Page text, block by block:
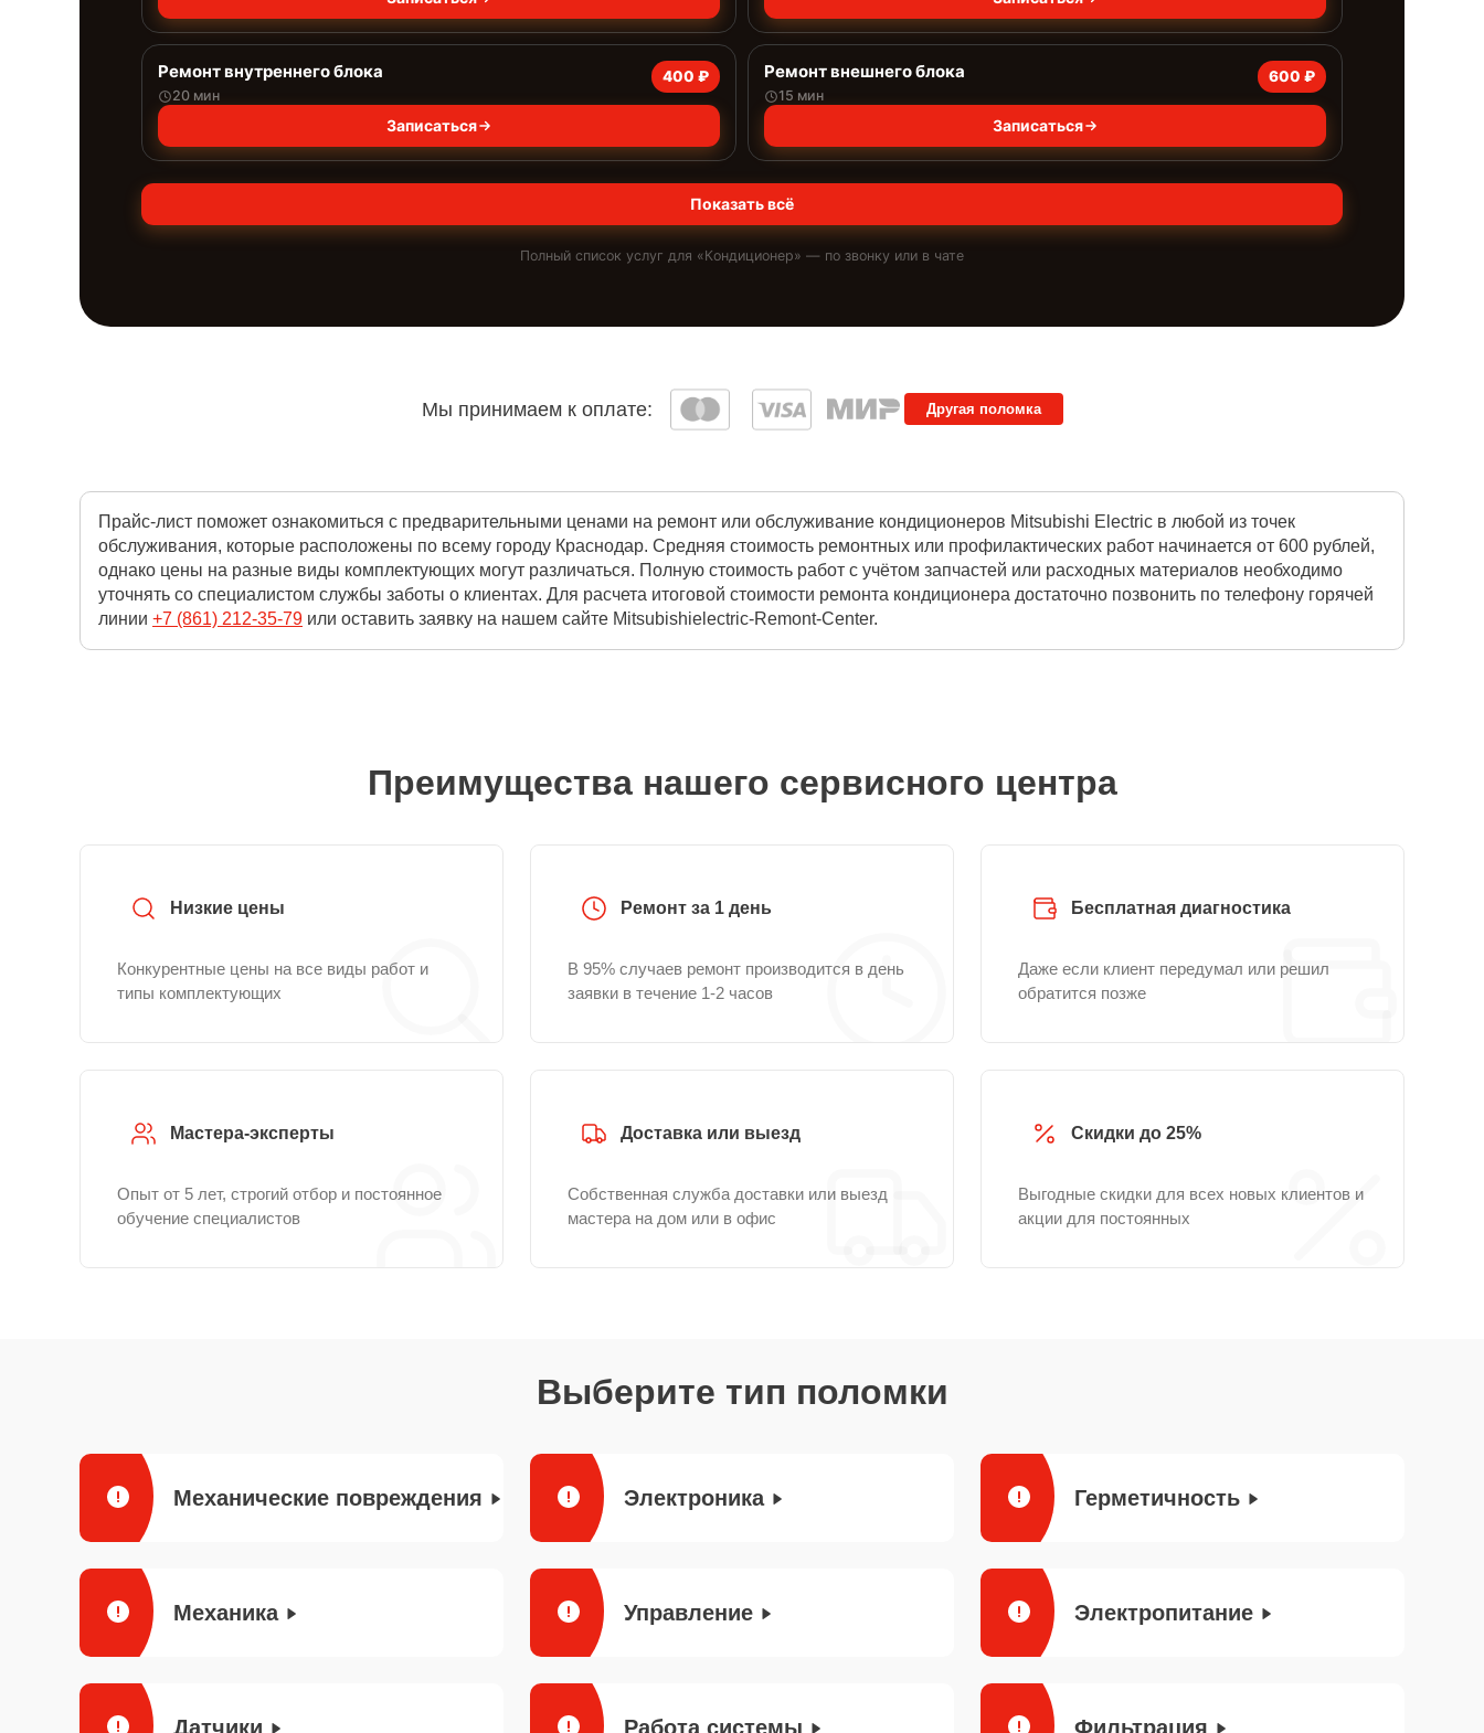
Ремонт внутреннего блока
20 мин
400 ₽
Записаться
Ремонт внешнего блока
15 мин
600 ₽
Записаться
Показать всё
Полный список услуг для «Кондиционер» — по звонку или в чате
Мы принимаем к оплате: Другая поломка
Прайс-лист поможет ознакомиться с предварительными ценами на ремонт или обслуживание кондиционеров Mitsubishi Electric в любой из точек
обслуживания, которые расположены по всему городу Краснодар. Средняя стоимость ремонтных или профилактических работ начинается от 600 рублей,
однако цены на разные виды комплектующих могут различаться. Полную стоимость работ с учётом запчастей или расходных материалов необходимо
уточнять со специалистом службы заботы о клиентах. Для расчета итоговой стоимости ремонта кондиционера достаточно позвонить по телефону горячей
линии +7 (861) 212-35-79 или оставить заявку на нашем сайте Mitsubishielectric-Remont-Center.
Преимущества нашего сервисного центра
Низкие цены
Конкурентные цены на все виды работ и
типы комплектующих
Ремонт за 1 день
В 95% случаев ремонт производится в день
заявки в течение 1-2 часов
Бесплатная диагностика
Даже если клиент передумал или решил
обратится позже
Мастера-эксперты
Опыт от 5 лет, строгий отбор и постоянное
обучение специалистов
Доставка или выезд
Собственная служба доставки или выезд
мастера на дом или в офис
Скидки до 25%
Выгодные скидки для всех новых клиентов и
акции для постоянных
Выберите тип поломки
Механические повреждения Электроника Герметичность
Механика Управление Электропитание
Датчики Работа системы Фильтрация